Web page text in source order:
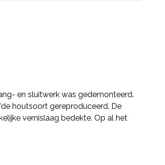
en sluitwerk was gedemonteerd.
houtsoort gereproduceerd. De
vernislaag bedekte. Op al het